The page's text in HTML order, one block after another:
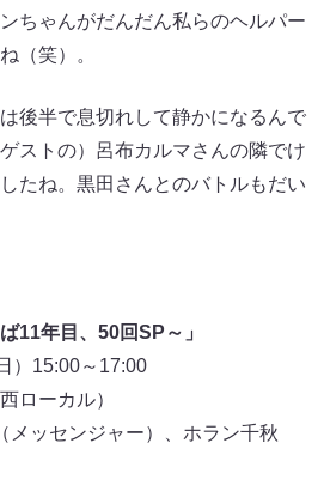
ちゃんがだんだん私らのヘルパー
（笑）。
後半で息切れして静かになるんで
ストの）呂布カルマさんの隣でけ
たね。黒田さんとのバトルもだい
11年目、50回SP～」
）15:00～17:00
ローカル）
メッセンジャー）、ホラン千秋